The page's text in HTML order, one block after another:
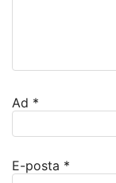
Ad *
E-posta *